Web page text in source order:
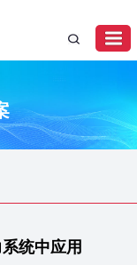
统中应用